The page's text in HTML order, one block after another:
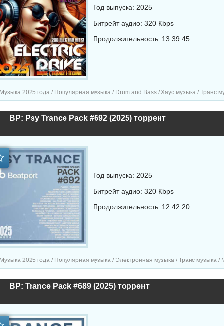
Год выпуска: 2025
Битрейт аудио: 320 Kbps
Продолжительность: 13:39:45
Музыка 2025 года / Популярная музыка / Drum and Bass / Хаус музыка / Транс музыка / Техно
BP: Psy Trance Pack #692 (2025) торрент
Год выпуска: 2025
Битрейт аудио: 320 Kbps
Продолжительность: 12:42:20
Музыка 2025 года / Популярная музыка / Электронная музыка / Транс музыка /
BP: Trance Pack #689 (2025) торрент